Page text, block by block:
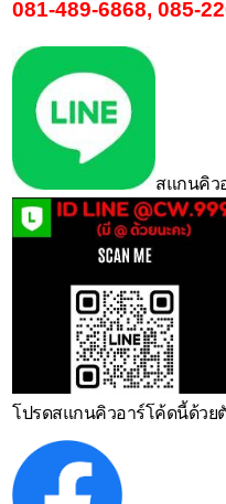
081-489-6868, 085-
สแกนคิว
โปรดสแกนคิวอาร์โค้ดนี้ด้วย